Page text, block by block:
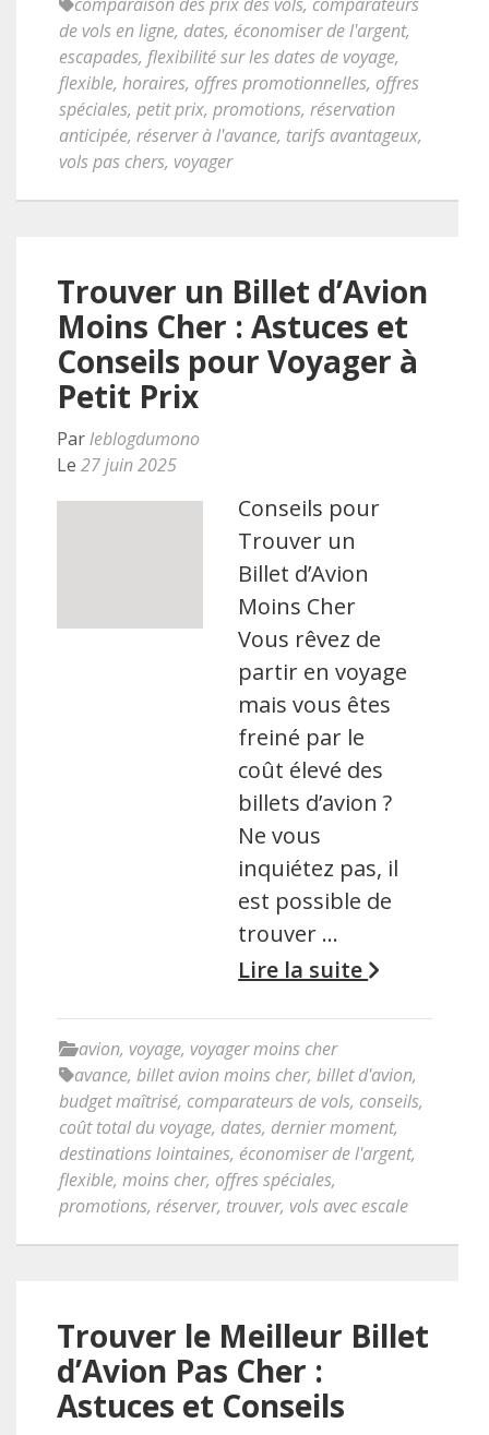
de vols en ligne, dates, économiser de l'argent,
escapades, flexibilité sur les dates de voyage,
flexible, horaires, offres promotionnelles, offres
spéciales, petit prix, promotions, réservation
anticipée, réserver à l'avance, tarifs avantageux,
vols pas chers, voyager
Trouver un Billet d’Avion
Moins Cher : Astuces et
Conseils pour Voyager à
Petit Prix
Parleblogdumono
Le 27 juin 2025
Conseils pour
Trouver un
Billet d’Avion
Moins Cher
Vous rêvez de
partir en voyage
mais vous êtes
freiné par le
coût élevé des
billets d’avion ?
Ne vous
inquiétez pas, il
est possible de
trouver …
Lire la suite
avion, voyage, voyager moins cher
avance, billet avion moins cher, billet d'avion,
budget maîtrisé, comparateurs de vols, conseils,
coût total du voyage, dates, dernier moment,
destinations lointaines, économiser de l'argent,
flexible, moins cher, offres spéciales,
promotions, réserver, trouver, vols avec escale
Trouver le Meilleur Billet
d’Avion Pas Cher :
Astuces et Conseils